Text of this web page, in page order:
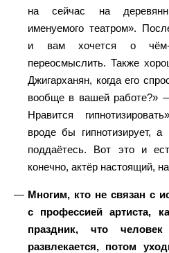
на сейчас на
именуемого театром».
и вам хочется о чём-
переосмыслить. Также
Джигарханян, когда его
вообще в вашей работе?»
Нравится
вроде бы гипнотизирует,
поддаётесь. Вот это и
конечно, актёр настоящий,
Многим, кто не связан с
с профессией артиста,
праздник, что
развлекается, потом